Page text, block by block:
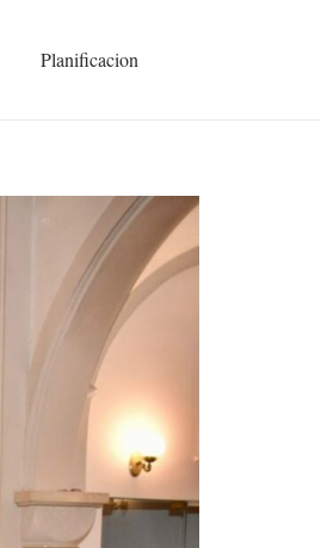
Planificacion